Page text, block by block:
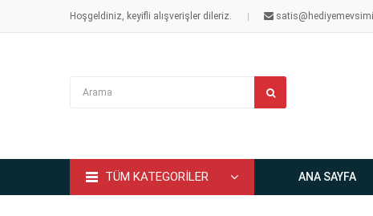
Hoşgeldiniz, keyifli alışverişler dileriz.
TÜM KATEGORİLER ANA SAYFA